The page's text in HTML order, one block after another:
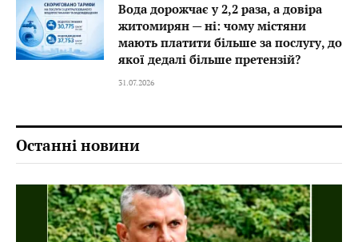
Вода дорожчає у 2,2 раза, а довіра
житомирян — ні: чому містяни
мають платити більше за послугу, до
якої дедалі більше претензій?
31.07.2026
Останні новини